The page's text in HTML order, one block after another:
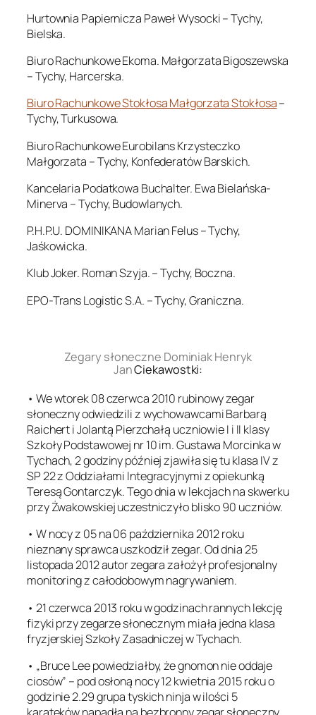
Hurtownia Papiernicza Paweł Wysocki – Tychy,
Bielska.
Biuro Rachunkowe Ekoma. Małgorzata Bigoszewska
– Tychy, Harcerska.
Biuro Rachunkowe Stokłosa Małgorzata Stokłosa–
Tychy, Turkusowa.
Biuro Rachunkowe Eurobilans Krzysteczko
Małgorzata – Tychy, Konfederatów Barskich.
Kancelaria Podatkowa Buchalter. Ewa Bielańska-
Minerva – Tychy, Budowlanych.
P.H.P.U. DOMINIKANA Marian Felus – Tychy,
Jaśkowicka.
Klub Joker. Roman Szyja. – Tychy, Boczna.
EPO-Trans Logistic S.A. – Tychy, Graniczna.
Zegary słoneczne Dominiak Henryk
JanCiekawostki:
• We wtorek 08 czerwca 2010 rubinowy zegar
słoneczny odwiedzili z wychowawcami Barbarą
Raichert i Jolantą Pierzchałą uczniowie I i II klasy
Szkoły Podstawowej nr 10 im. Gustawa Morcinka w
Tychach, 2 godziny później zjawiła się tu klasa IV z
SP 22 z Oddziałami Integracyjnymi z opiekunką
Teresą Gontarczyk. Tego dnia w lekcjach na skwerku
przy Żwakowskiej uczestniczyło blisko 90 uczniów.
• W nocy z 05 na 06 października 2012 roku
nieznany sprawca uszkodził zegar. Od dnia 25
listopada 2012 autor zegara założył profesjonalny
monitoring z całodobowym nagrywaniem.
• 21 czerwca 2013 roku w godzinach rannych lekcję
fizyki przy zegarze słonecznym miała jedna klasa
fryzjerskiej Szkoły Zasadniczej w Tychach.
• „Bruce Lee powiedziałby, że gnomon nie oddaje
ciosów” – pod osłoną nocy 12 kwietnia 2015 roku o
godzinie 2.29 grupa tyskich ninja w ilości 5